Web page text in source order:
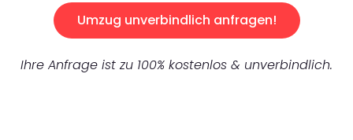
Umzug unverbindlich anfragen!
Ihre Anfrage ist zu 100% kostenlos & unverbindlich.